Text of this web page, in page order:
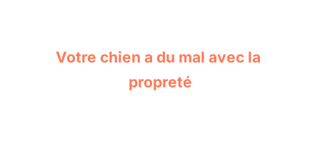
Votre chien a du mal avec la
propreté